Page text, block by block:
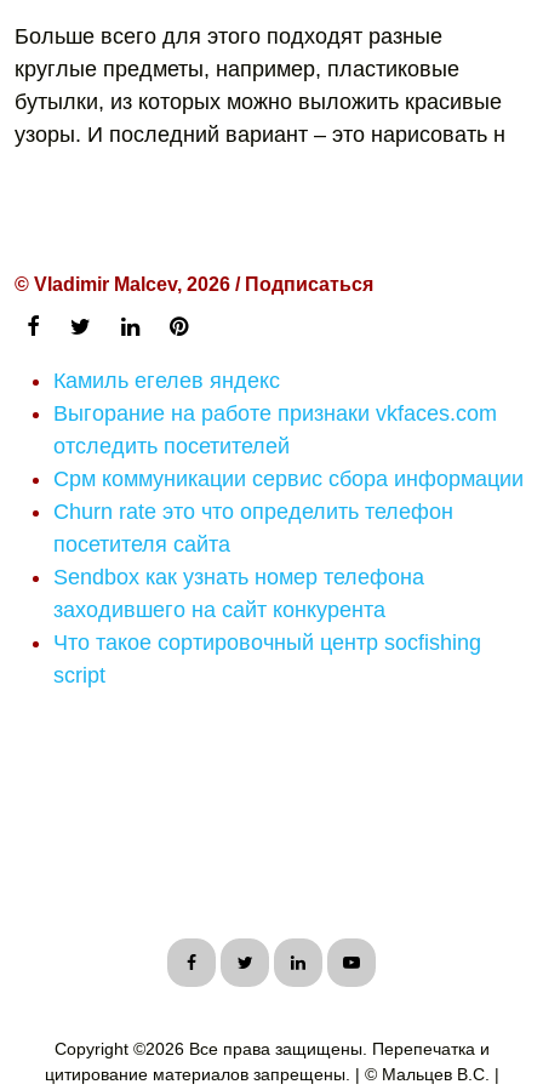
Больше всего для этого подходят разные
круглые предметы, например, пластиковые
бутылки, из которых можно выложить красивые
узоры. И последний вариант – это нарисовать н
© Vladimir Malcev, 2026 / Подписаться
Камиль егелев яндекс
Выгорание на работе признаки vkfaces.com
отследить посетителей
Срм коммуникации сервис сбора информации
Churn rate это что определить телефон
посетителя сайта
Sendbox как узнать номер телефона
заходившего на сайт конкурента
Что такое сортировочный центр socfishing
script
Copyright ©2026 Все права защищены. Перепечатка и
цитирование материалов запрещены. | © Мальцев В.С. |